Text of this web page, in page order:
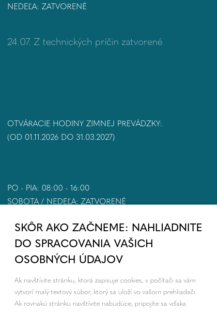
SKÔR AKO ZAČNEME: NAHLIADNITE
DO SPRACOVANIA VAŠICH
OSOBNÝCH ÚDAJOV
Ak navštívite stránku, ktorá zapisuje cookies, v počítači sa vám
vytvorí malý textový súbor, ktorý sa uloží vo vašom prehliadači.
Ak rovnakú stránku navštívite nabudúce, pripojíte sa vďaka
NEDEĽA: ZATVORENÉ
24.07. Z technických príčin zatvorené
OTVÁRACIE HODINY ZIMNEJ PREVÁDZKY:
(OD 01.11.2026 DO 31.03.2027)
PO - PIA: 08:00 - 16:00
SOBOTA / NEDEĽA: ZATVORENÉ